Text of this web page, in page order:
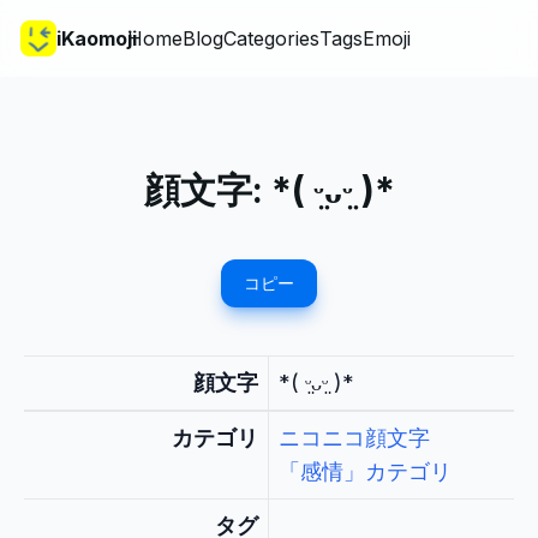
iKaomojiHomeBlogCategoriesTagsEmoji
顔文字: *( ᵕ̤ᴗᵕ̤ )*
コピー
顔文字 *( ᵕ̤ᴗᵕ̤ )*
カテゴリ
ニコニコ顔文字
「感情」カテゴリ
タグ